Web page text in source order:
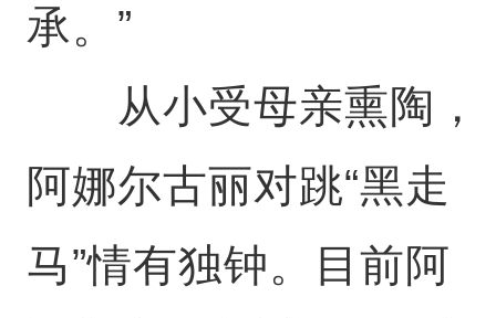
承。”
从小受母亲熏陶，
阿娜尔古丽对跳“黑走
马”情有独钟。目前阿